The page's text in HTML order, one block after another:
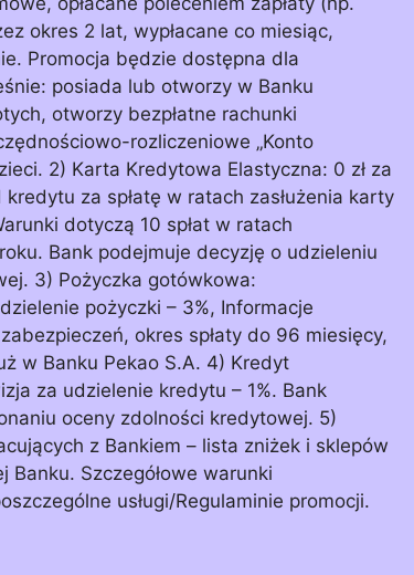
okres 2 lat, wypłacane co miesiąc,
Promocja będzie dostępna dla
posiada lub otworzy w Banku
otworzy bezpłatne rachunki
rozliczeniowe „Konto
2) Karta Kredytowa Elastyczna: 0 zł za
za spłatę w ratach zasłużenia karty
dotyczą 10 spłat w ratach
Bank podejmuje decyzję o udzieleniu
3) Pożyczka gotówkowa:
pożyczki – 3%, Informacje
okres spłaty do 96 miesięcy,
w Banku Pekao S.A. 4) Kredyt
za udzielenie kredytu – 1%. Bank
oceny zdolności kredytowej. 5)
z Bankiem – lista zniżek i sklepów
Szczegółowe warunki
usługi/Regulaminie promocji.